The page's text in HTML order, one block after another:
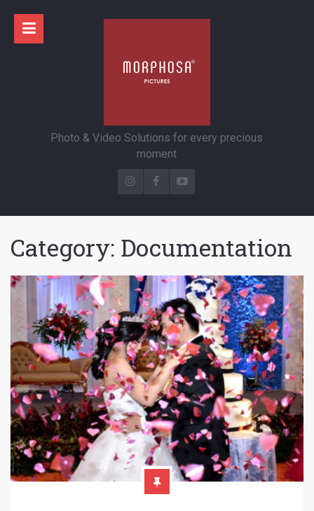
Photo & Video Solutions for every precious
moment
Category: Documentation